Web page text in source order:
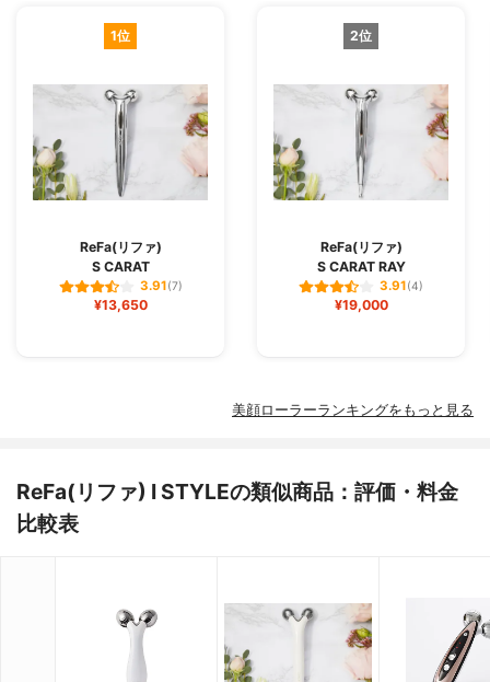
1位
ReFa(リファ)
S CARAT
3.91(7)
¥13,650
2位
ReFa(リファ)
S CARAT RAY
3.91(4)
¥19,000
美顔ローラーランキングをもっと見る
ReFa(リファ) I STYLEの類似商品：評価・料金
比較表